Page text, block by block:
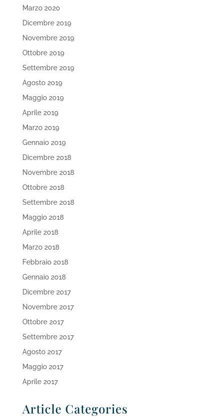
Marzo 2020
Dicembre 2019
Novembre 2019
Ottobre 2019
Settembre 2019
Agosto 2019
Maggio 2019
Aprile 2019
Marzo 2019
Gennaio 2019
Dicembre 2018
Novembre 2018
Ottobre 2018
Settembre 2018
Maggio 2018
Aprile 2018
Marzo 2018
Febbraio 2018
Gennaio 2018
Dicembre 2017
Novembre 2017
Ottobre 2017
Settembre 2017
Agosto 2017
Maggio 2017
Aprile 2017
Article Categories